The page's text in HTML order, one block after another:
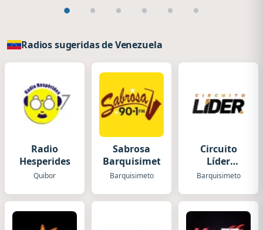
Radios sugeridas de Venezuela
Radio
Hesperides
Quibor
Sabrosa
Barquisimeto
Barquisimeto
Circuito
Líder
Barquisimeto
Barquisimeto